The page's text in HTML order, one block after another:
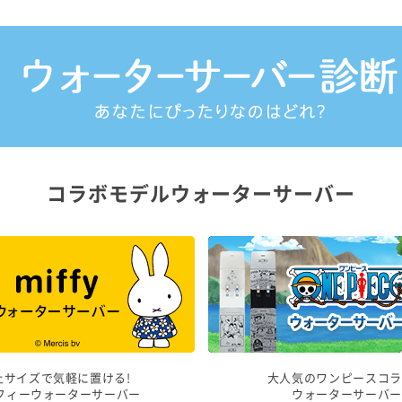
コラボモデルウォーターサーバー
サイズで気軽に置ける!
ィーウォーターサーバー
大人気のワンピースコ
ウォーターサーバー